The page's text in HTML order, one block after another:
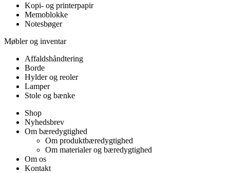
Kopi- og printerpapir
Memoblokke
Notesbøger
Møbler og inventar
Affaldshåndtering
Borde
Hylder og reoler
Lamper
Stole og bænke
Shop
Nyhedsbrev
Om bæredygtighed
Om produktbæredygtighed
Om materialer og bæredygtighed
Om os
Kontakt